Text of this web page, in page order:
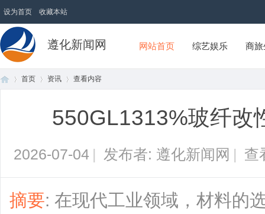
设为首页 收藏本站
遵化新闻网 网站首页 综艺娱乐 商
首页 资讯 查看内容
550GL1313%玻纤改
2026-07-04 | 发布者: 遵化新闻网 | 查
摘要: 在现代工业领域，材料的